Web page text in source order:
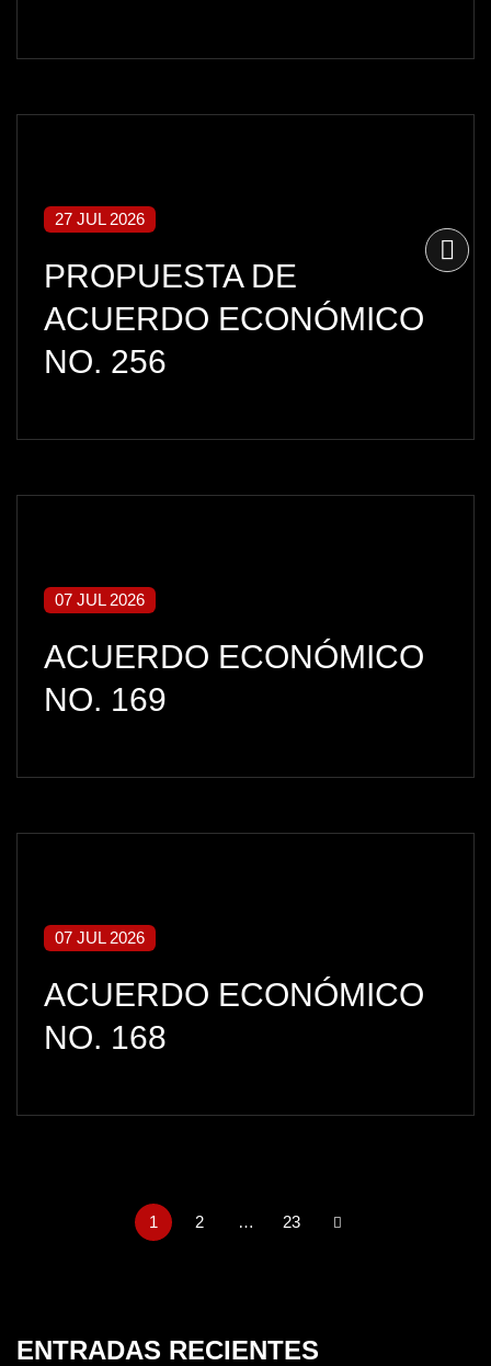
27 JUL 2026
PROPUESTA DE
ACUERDO ECONÓMICO
NO. 256
07 JUL 2026
ACUERDO ECONÓMICO
NO. 169
07 JUL 2026
ACUERDO ECONÓMICO
NO. 168
1 2 … 23
ENTRADAS RECIENTES